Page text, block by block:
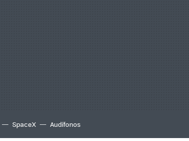
SpaceX Audífonos